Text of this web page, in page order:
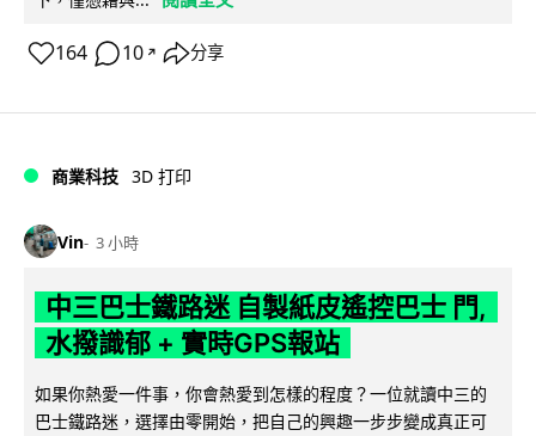
164 10 ↗ 分享
商業科技 3D 打印
Vin 3 小時
中三巴士鐵路迷 自製紙皮遙控巴士 門,
水撥識郁 + 實時GPS報站
如果你熱愛一件事，你會熱愛到怎樣的程度？一位就讀中三的
巴士鐵路迷，選擇由零開始，把自己的興趣一步步變成真正可